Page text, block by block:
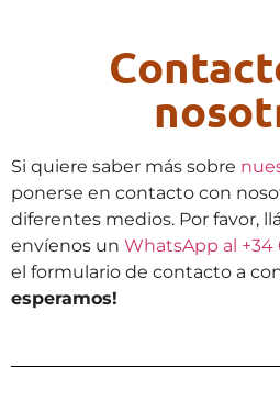
Si quiere saber más sobre
ponerse en contacto con
diferentes medios. Por favor,
envíenos un WhatsApp al +34
el formulario de contacto a
esperamos!